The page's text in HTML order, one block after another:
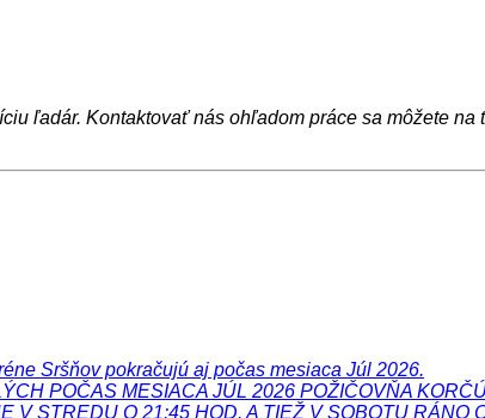
ľadár. Kontaktovať nás ohľadom práce sa môžete
Sršňov pokračujú aj počas mesiaca Júl 2026.
POČAS MESIACA JÚL 2026 POŽIČOVŇA
STREDU O 21:45 HOD. A TIEŽ V SOBOTU RÁNO